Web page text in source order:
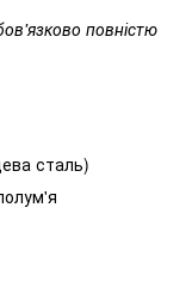
повністю
сталь)